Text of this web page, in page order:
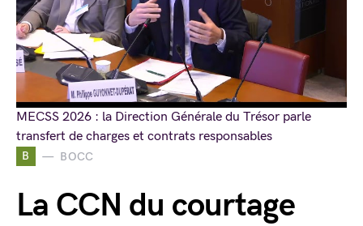
B BOCC
La CCN du courtage
MECSS 2026 : la Direction Générale du Trésor parle
transfert de charges et contrats responsables